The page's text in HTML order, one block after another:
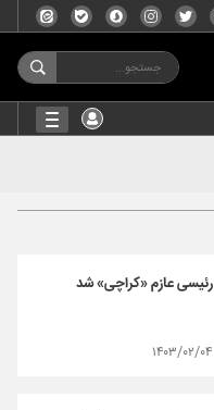
رئیسی عازم «کراچی» شد
۱۴۰۳/۰۲/۰۴